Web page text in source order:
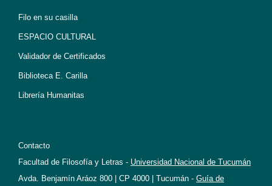
Filo en su casilla
ESPACIO CULTURAL
Validador de Certificados
Biblioteca E. Carilla
Librería Humanitas
Contacto
Facultad de Filosofía y Letras - Universidad Nacional de Tucumán
Avda. Benjamín Aráoz 800 | CP 4000 | Tucumán - Guía de